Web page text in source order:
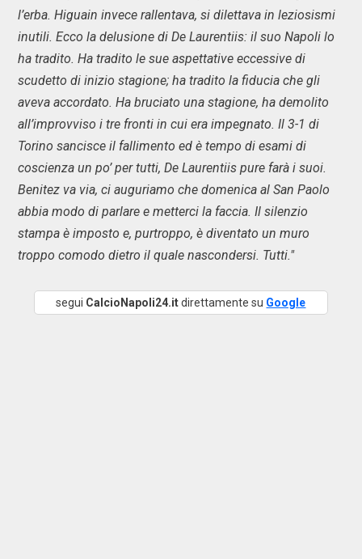
l’erba. Higuain invece rallentava, si dilettava in leziosismi
inutili. Ecco la delusione di De Laurentiis: il suo Napoli lo
ha tradito. Ha tradito le sue aspettative eccessive di
scudetto di inizio stagione; ha tradito la fiducia che gli
aveva accordato. Ha bruciato una stagione, ha demolito
all’improvviso i tre fronti in cui era impegnato. Il 3-1 di
Torino sancisce il fallimento ed è tempo di esami di
coscienza un po’ per tutti, De Laurentiis pure farà i suoi.
Benitez va via, ci auguriamo che domenica al San Paolo
abbia modo di parlare e metterci la faccia. Il silenzio
stampa è imposto e, purtroppo, è diventato un muro
troppo comodo dietro il quale nascondersi. Tutti."
segui CalcioNapoli24.itdirettamente su Google